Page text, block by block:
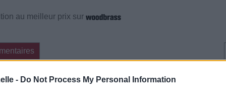
- Do Not Process My Personal Information
au meilleur prix sur
cette traduction Corriger une erreur